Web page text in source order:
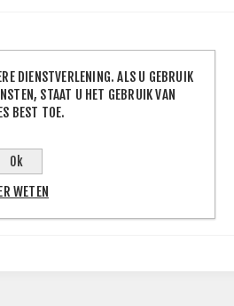
DIENSTVERLENING. ALS U GEBRUIK
STAAT U HET GEBRUIK VAN
BEST TOE.
Ok
WETEN